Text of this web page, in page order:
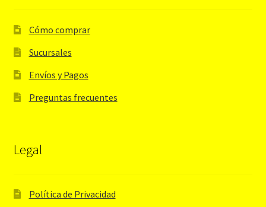
Cómo comprar
Sucursales
Envíos y Pagos
Preguntas frecuentes
Legal
Política de Privacidad